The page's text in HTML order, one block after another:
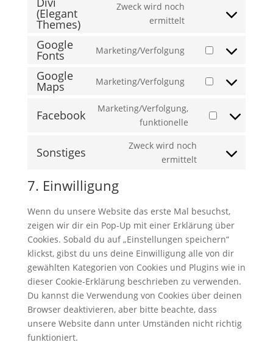
for-
(Elegant
Themes)
Zweck wird noch
ermittelt
service
(elegant-
Google
Fonts Marketing/Verfolgung
Consent
service
fonts
Google
Maps Marketing/Verfolgung
Consent
service
maps
Facebook
Marketing/Verfolgung,
funktionelle
Consent
facebook
Sonstiges
Zweck wird noch
ermittelt
Consent
7. Einwilligung
Wenn du unsere Website das erste Mal besuchst,
zeigen wir dir ein Pop-Up mit einer Erklärung über
Cookies. Sobald du auf „Einstellungen speichern“
klickst, gibst du uns deine Einwilligung alle von dir
gewählten Kategorien von Cookies und Plugins wie in
dieser Cookie-Erklärung beschrieben zu verwenden.
Du kannst die Verwendung von Cookies über deinen
Browser deaktivieren, aber bitte beachte, dass
unsere Website dann unter Umständen nicht richtig
funktioniert.